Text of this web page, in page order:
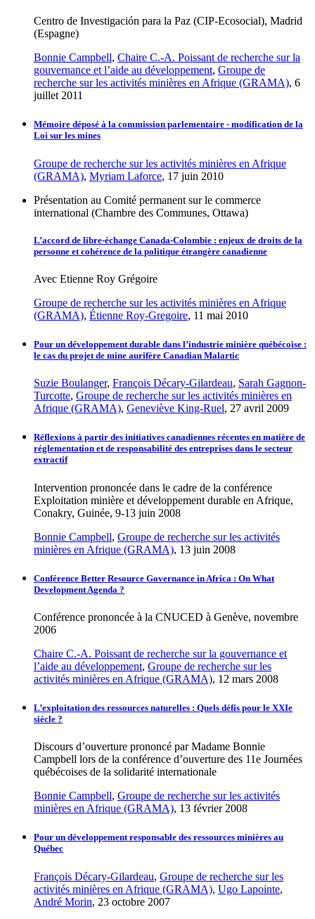
Centro de Investigación para la Paz (CIP-Ecosocial), Madrid
(Espagne)
Bonnie Campbell, Chaire C.-A. Poissant de recherche sur la
gouvernance et l’aide au développement, Groupe de
recherche sur les activités minières en Afrique (GRAMA), 6
juillet 2011
Mémoire déposé à la commission parlementaire - modification de la
Loi sur les mines
Groupe de recherche sur les activités minières en Afrique
(GRAMA), Myriam Laforce, 17 juin 2010
Présentation au Comité permanent sur le commerce
international (Chambre des Communes, Ottawa)
L’accord de libre-échange Canada-Colombie : enjeux de droits de la
personne et cohérence de la politique étrangère canadienne
Avec Etienne Roy Grégoire
Groupe de recherche sur les activités minières en Afrique
(GRAMA), Étienne Roy-Gregoire, 11 mai 2010
Pour un développement durable dans l’industrie minière québécoise :
le cas du projet de mine aurifère Canadian Malartic
Suzie Boulanger, François Décary-Gilardeau, Sarah Gagnon-
Turcotte, Groupe de recherche sur les activités minières en
Afrique (GRAMA), Geneviève King-Ruel, 27 avril 2009
Réflexions à partir des initiatives canadiennes récentes en matière de
réglementation et de responsabilité des entreprises dans le secteur
extractif
Intervention prononcée dans le cadre de la conférence
Exploitation minière et développement durable en Afrique,
Conakry, Guinée, 9-13 juin 2008
Bonnie Campbell, Groupe de recherche sur les activités
minières en Afrique (GRAMA), 13 juin 2008
Conférence Better Resource Governance in Africa : On What
Development Agenda ?
Conférence prononcée à la CNUCED à Genève, novembre
2006
Chaire C.-A. Poissant de recherche sur la gouvernance et
l’aide au développement, Groupe de recherche sur les
activités minières en Afrique (GRAMA), 12 mars 2008
L’exploitation des ressources naturelles : Quels défis pour le XXIe
siècle ?
Discours d’ouverture prononcé par Madame Bonnie
Campbell lors de la conférence d’ouverture des 11e Journées
québécoises de la solidarité internationale
Bonnie Campbell, Groupe de recherche sur les activités
minières en Afrique (GRAMA), 13 février 2008
Pour un développement responsable des ressources minières au
Québec
François Décary-Gilardeau, Groupe de recherche sur les
activités minières en Afrique (GRAMA), Ugo Lapointe,
André Morin, 23 octobre 2007